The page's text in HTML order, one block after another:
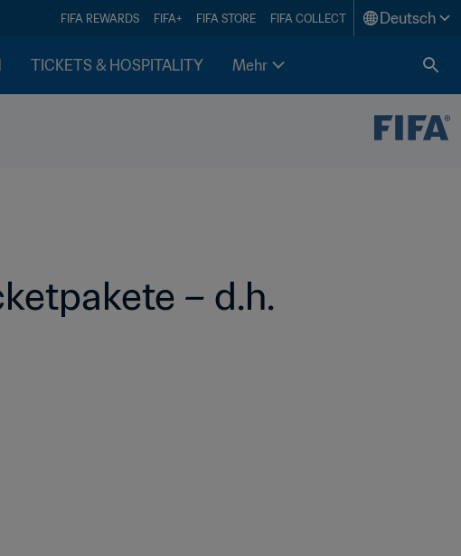
FIFA REWARDS FIFA+ FIFA STORE FIFA COLLECT Deutsch
TICKETS & HOSPITALITY Mehr